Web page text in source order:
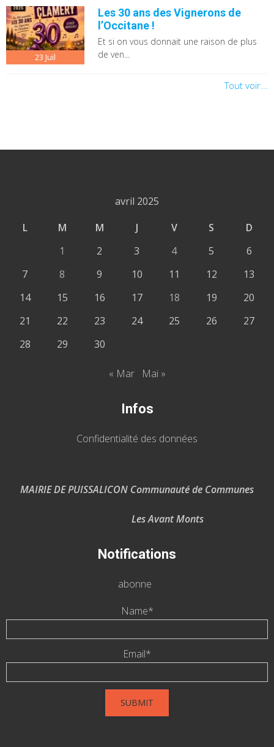
23 Juil
Les 30 ans des Vignerons de
l’Occitane !
Et si on vous donnait une raison de plus
de ven...
Tout voir...
avril 2025
L
M M J V S
D
1
2 3 4 5
6
7
8 9 10 11 12
13
14
15 16 17 18 19
20
21
22 23 24 25 26
27
28
29 30
« Mar Mai »
Infos
Confidentialité des données
MAIRIE DE PUISSALICON Communauté de Communes
Les Avant Monts
Notifications
abonne
Name*
Email*